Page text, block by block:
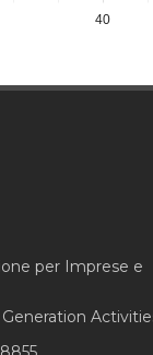
40
per Imprese e